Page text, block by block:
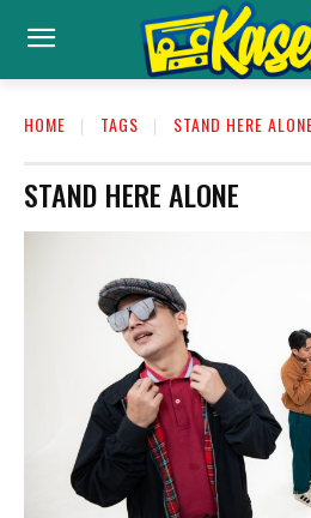
HOME TAGS STAND HERE
STAND HERE ALONE